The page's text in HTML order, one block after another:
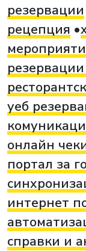
резервации
рецепция
уеб
онлайн
портал за
интернет
справки и